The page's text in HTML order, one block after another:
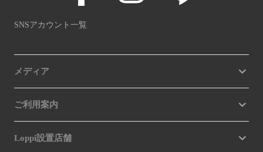
SNSアカウント一覧
メディア
ご利用案内
Loppi設置店舗